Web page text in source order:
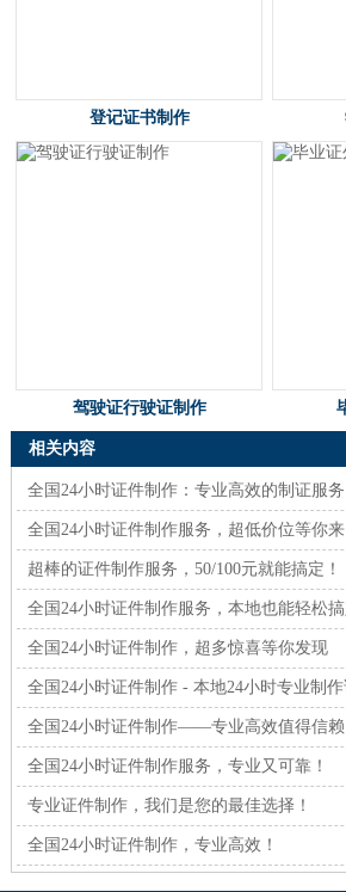
登记证书制作
驾驶证行驶证制作
相关内容
全国24小时证件制作：专业高效的制证服务
全国24小时证件制作服务，超低价位等你来
超棒的证件制作服务，50/100元就能搞定！
全国24小时证件制作服务，本地也能轻松
全国24小时证件制作，超多惊喜等你发现
全国24小时证件制作 - 本地24小时专业制
全国24小时证件制作——专业高效值得信赖
全国24小时证件制作服务，专业又可靠！
专业证件制作，我们是您的最佳选择！
全国24小时证件制作，专业高效！